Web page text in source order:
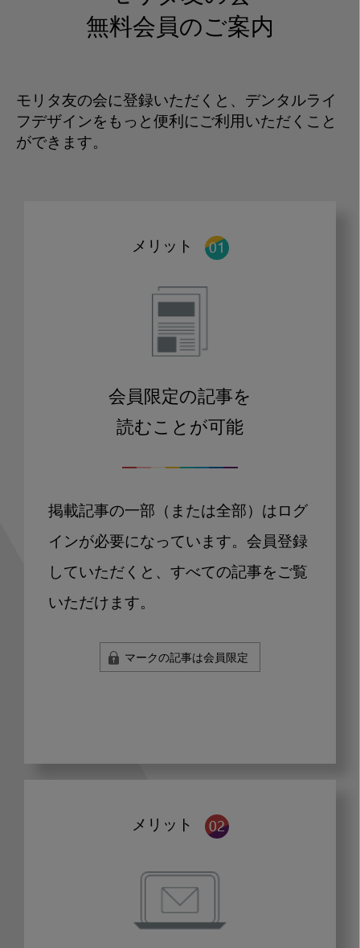
無料会員のご案内
モリタ友の会に登録いただくと、デンタルライ
フデザインをもっと便利にご利用いただくこと
ができます。
メリット
会員限定の記事を
読むことが可能
掲載記事の一部（または全部）はログ
インが必要になっています。会員登録
していただくと、すべての記事をご覧
いただけます。
マークの記事は会員限定
メリット